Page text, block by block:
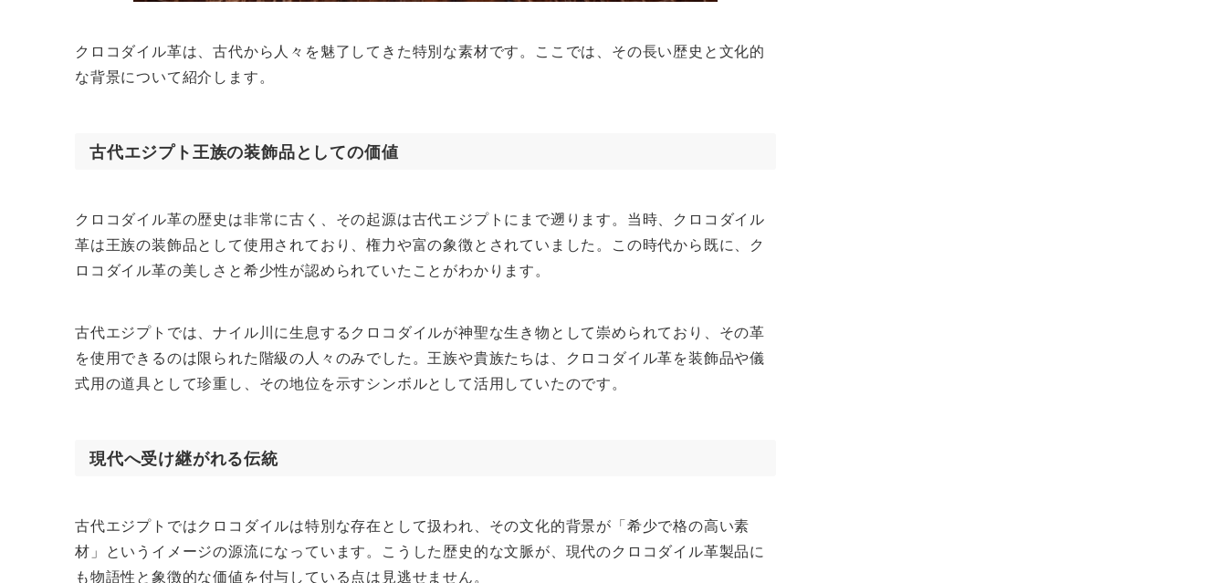
クロコダイル革は、古代から人々を魅了してきた特別な素材です。ここでは、その長い歴史と文化的
な背景について紹介します。
古代エジプト王族の装飾品としての価値
クロコダイル革の歴史は非常に古く、その起源は古代エジプトにまで遡ります。当時、クロコダイル
革は王族の装飾品として使用されており、権力や富の象徴とされていました。この時代から既に、ク
ロコダイル革の美しさと希少性が認められていたことがわかります。
古代エジプトでは、ナイル川に生息するクロコダイルが神聖な生き物として崇められており、その革
を使用できるのは限られた階級の人々のみでした。王族や貴族たちは、クロコダイル革を装飾品や儀
式用の道具として珍重し、その地位を示すシンボルとして活用していたのです。
現代へ受け継がれる伝統
古代エジプトではクロコダイルは特別な存在として扱われ、その文化的背景が「希少で格の高い素
材」というイメージの源流になっています。こうした歴史的な文脈が、現代のクロコダイル革製品に
も物語性と象徴的な価値を付与している点は見逃せません。